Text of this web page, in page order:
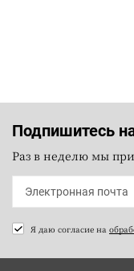
Подпишитесь
Раз в неделю мы
Я даю согласие на